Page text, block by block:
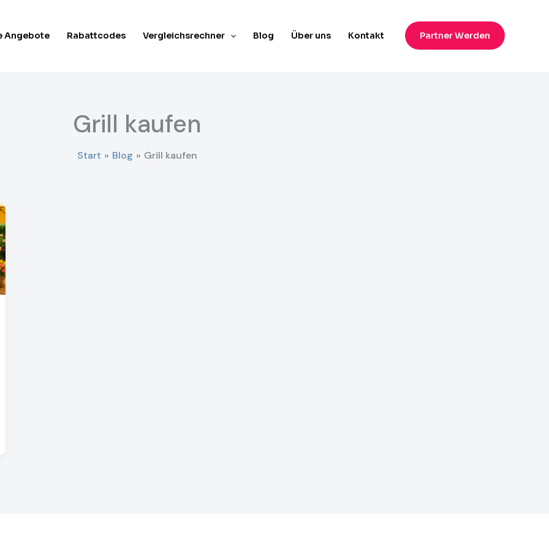
Angebote Rabattcodes Vergleichsrechner Blog Über uns​ Kontakt Partner Werden
Grill kaufen
Start Blog Grill kaufen